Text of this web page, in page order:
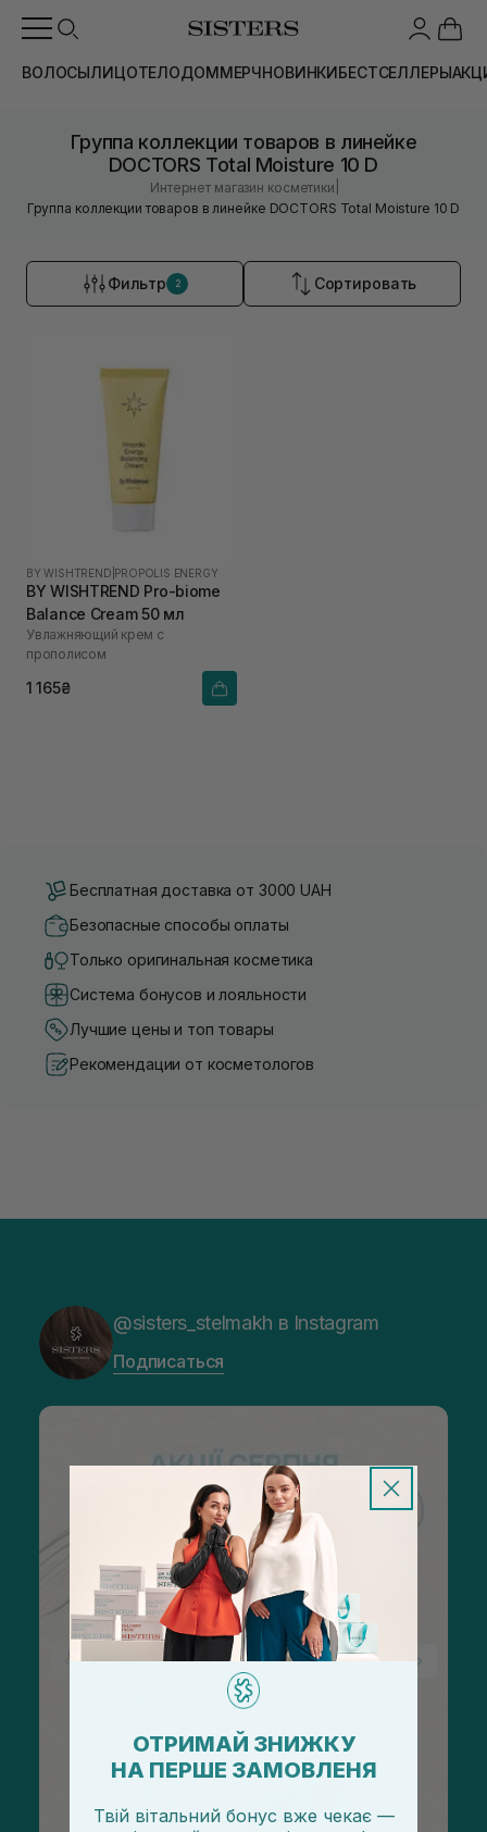
ВОЛОСЫЛИЦОТЕЛОДОММЕРЧНОВИНКИБЕСТСЕЛЛЕРЫ
Группа коллекции товаров в линейке
DOCTORS Total Moisture 10 D
Интернет магазин косметики
Группа коллекции товаров в линейке DOCTORS Total Moisture 10 D
Фильтр 2 Сортировать
BY WISHTREND PROPOLIS ENERGY
BY WISHTREND Pro-biome
Balance Cream 50 мл
Увлажняющий крем с
прополисом
1 165₴
Бесплатная доставка от 3000 UAH
Безопасные способы оплаты
Только оригинальная косметика
Система бонусов и лояльности
Лучшие цены и топ товары
Рекомендации от косметологов
@sisters_stelmakh в Instagram
Подписаться
ОТРИМАЙ ЗНИЖКУ
НА ПЕРШЕ ЗАМОВЛЕНЯ
Твій вітальний бонус вже чекає —